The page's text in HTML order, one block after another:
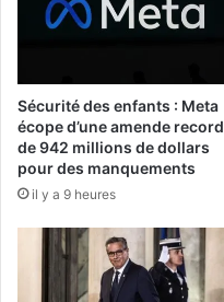
Sécurité des enfants : Meta
écope d’une amende record
de 942 millions de dollars
pour des manquements
il y a 9 heures